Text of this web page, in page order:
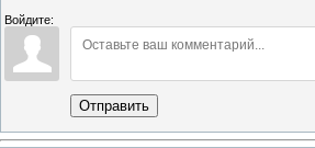
Войдите:
Отправить